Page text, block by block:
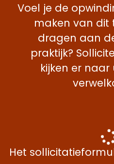
Voel je de
maken van dit
dragen aan
praktijk?
kijken er
Het